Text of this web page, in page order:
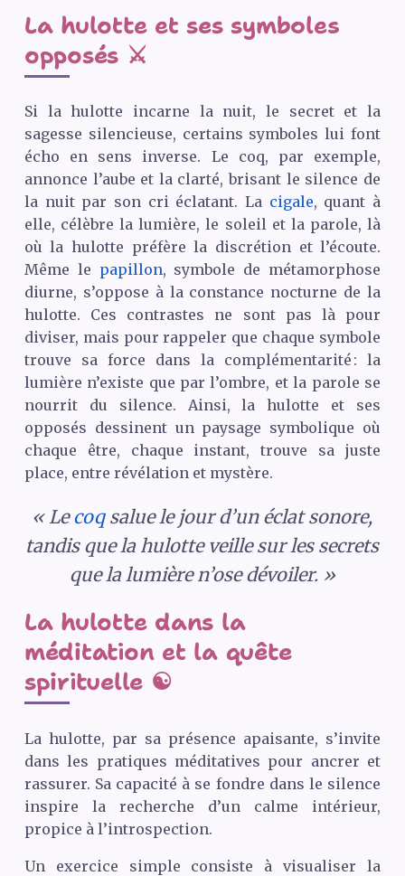
La hulotte et ses symboles
opposés ⚔️
Si la hulotte incarne la nuit, le secret et la
sagesse silencieuse, certains symboles lui font
écho en sens inverse. Le coq, par exemple,
annonce l’aube et la clarté, brisant le silence de
la nuit par son cri éclatant. La cigale, quant à
elle, célèbre la lumière, le soleil et la parole, là
où la hulotte préfère la discrétion et l’écoute.
Même le papillon, symbole de métamorphose
diurne, s’oppose à la constance nocturne de la
hulotte. Ces contrastes ne sont pas là pour
diviser, mais pour rappeler que chaque symbole
trouve sa force dans la complémentarité : la
lumière n’existe que par l’ombre, et la parole se
nourrit du silence. Ainsi, la hulotte et ses
opposés dessinent un paysage symbolique où
chaque être, chaque instant, trouve sa juste
place, entre révélation et mystère.
« Lecoqsalue le jour d’un éclat sonore,
tandis que la hulotte veille sur les secrets
que la lumière n’ose dévoiler. »
La hulotte dans la
méditation et la quête
spirituelle ☯️
La hulotte, par sa présence apaisante, s’invite
dans les pratiques méditatives pour ancrer et
rassurer. Sa capacité à se fondre dans le silence
inspire la recherche d’un calme intérieur,
propice à l’introspection.
Un exercice simple consiste à visualiser la